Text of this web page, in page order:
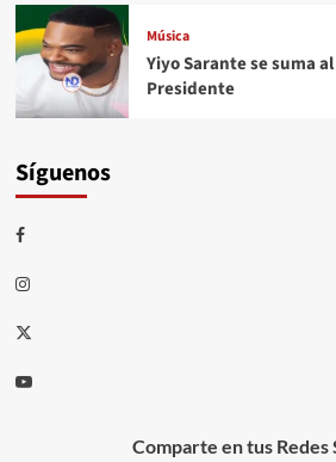
Música
Yiyo Sarante se suma
Presidente
Síguenos
Comparte en tus Redes